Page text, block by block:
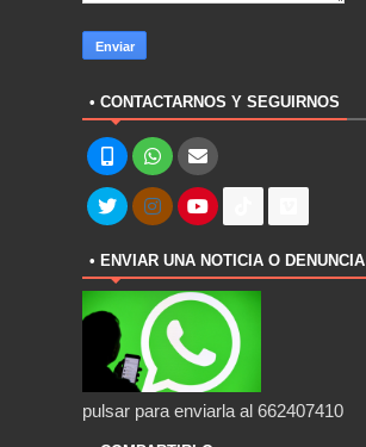
• CONTACTARNOS Y SEGUIRNOS
• ENVIAR UNA NOTICIA O DENUNCIA
pulsar para enviarla al 662407410